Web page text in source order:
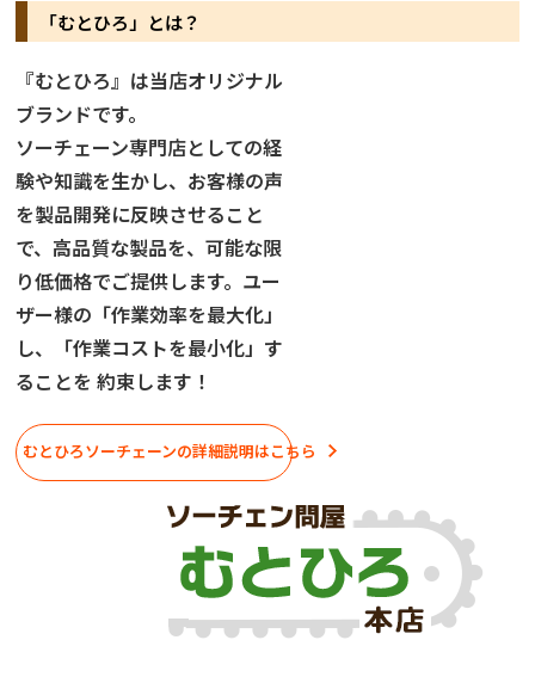
「むとひろ」とは？
『むとひろ』は当店オリジナル
ブランドです。
ソーチェーン専門店としての経
験や知識を生かし、お客様の声
を製品開発に反映させること
で、高品質な製品を、可能な限
り低価格でご提供します。ユー
ザー様の「作業効率を最大化」
し、「作業コストを最小化」す
ることを 約束します！
むとひろソーチェーンの詳細説明はこちら